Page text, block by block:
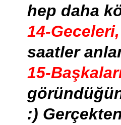
hep daha
14-Geceleri,
saatler
15-
:)